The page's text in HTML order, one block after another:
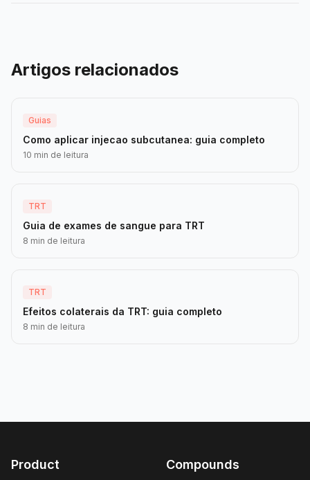
Artigos relacionados
Guias
Como aplicar injecao subcutanea: guia completo
10 min de leitura
TRT
Guia de exames de sangue para TRT
8 min de leitura
TRT
Efeitos colaterais da TRT: guia completo
8 min de leitura
Product Compounds